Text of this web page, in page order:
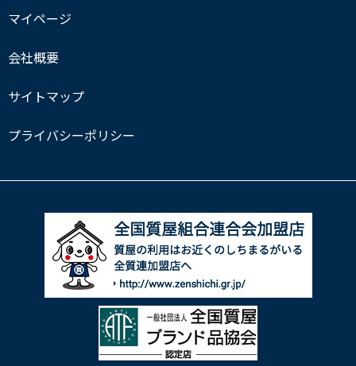
マイページ
会社概要
サイトマップ
プライバシーポリシー